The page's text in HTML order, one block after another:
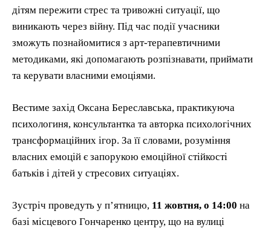
дітям пережити стрес та тривожні ситуації, що
виникають через війну. Під час події учасники
зможуть познайомитися з арт-терапевтичними
методиками, які допомагають розпізнавати, приймати
та керувати власними емоціями.
Вестиме захід Оксана Береславська, практикуюча
психологиня, консультантка та авторка психологічних
трансформаційних ігор. За її словами, розуміння
власних емоцій є запорукою емоційної стійкості
батьків і дітей у стресових ситуаціях.
Зустріч проведуть у п’ятницю, 11 жовтня, о 14:00 на
базі місцевого Гончаренко центру, що на вулиці